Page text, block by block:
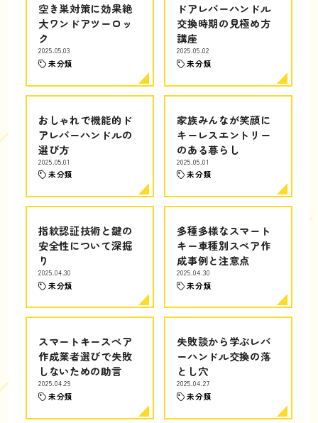
空き巣対策に効果絶
大ワンドアツーロッ
ク
2025.05.03
未分類
ドアレバーハンドル
交換時期の見極め方
講座
2025.05.02
未分類
おしゃれで機能的ド
アレバーハンドルの
選び方
2025.05.01
未分類
家族みんなが笑顔に
キーレスエントリー
のある暮らし
2025.05.01
未分類
指紋認証技術と鍵の
安全性について深掘
り
2025.04.30
未分類
多種多様なスマート
キー車種別スペア作
成事例と注意点
2025.04.30
未分類
スマートキースペア
作成業者選びで失敗
しないための助言
2025.04.29
未分類
失敗談から学ぶレバ
ーハンドル交換の落
とし穴
2025.04.27
未分類